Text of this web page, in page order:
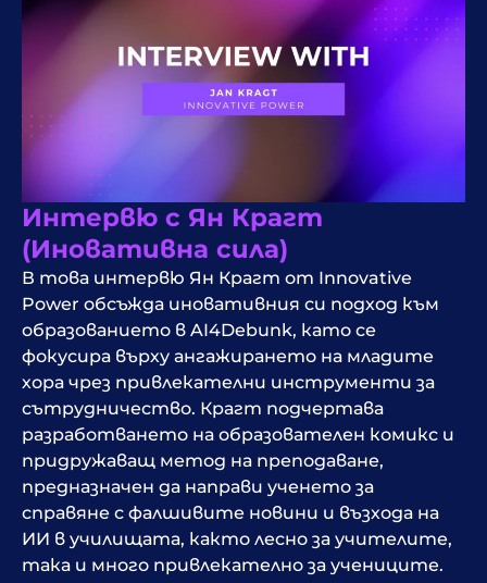
Интервю с Ян Крагт
(Иновативна сила)
В това интервю Ян Крагт от Innovative
Power обсъжда иновативния си подход към
образованието в AI4Debunk, като се
фокусира върху ангажирането на младите
хора чрез привлекателни инструменти за
сътрудничество. Крагт подчертава
разработването на образователен комикс и
придружаващ метод на преподаване,
предназначен да направи ученето за
справяне с фалшивите новини и възхода на
ИИ в училищата, както лесно за учителите,
така и много привлекателно за учениците.